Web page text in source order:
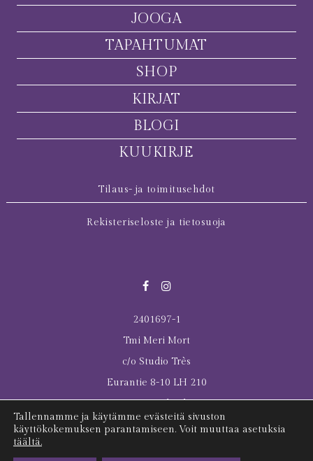
JOOGA
TAPAHTUMAT
SHOP
KIRJAT
BLOGI
KUUKIRJE
Tilaus- ja toimitusehdot
Rekisteriseloste ja tietosuoja
2401697-1
Tmi Meri Mort
c/o Studio Très
Eurantie 8-10 LH 210
00550 Helsinki
© 2026 All rights reserved Meri Mort
Tallennamme ja käytämme evästeitä sivuston
käyttökokemuksen parantamiseen. Voit muuttaa asetuksia
täältä.